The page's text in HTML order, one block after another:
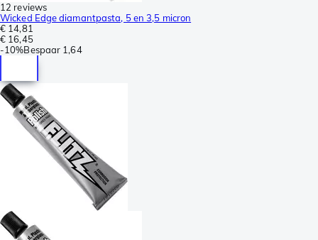
12 reviews
Wicked Edge diamantpasta, 5 en 3,5 micron
€ 14,81
€ 16,45
-10%Bespaar 1,64